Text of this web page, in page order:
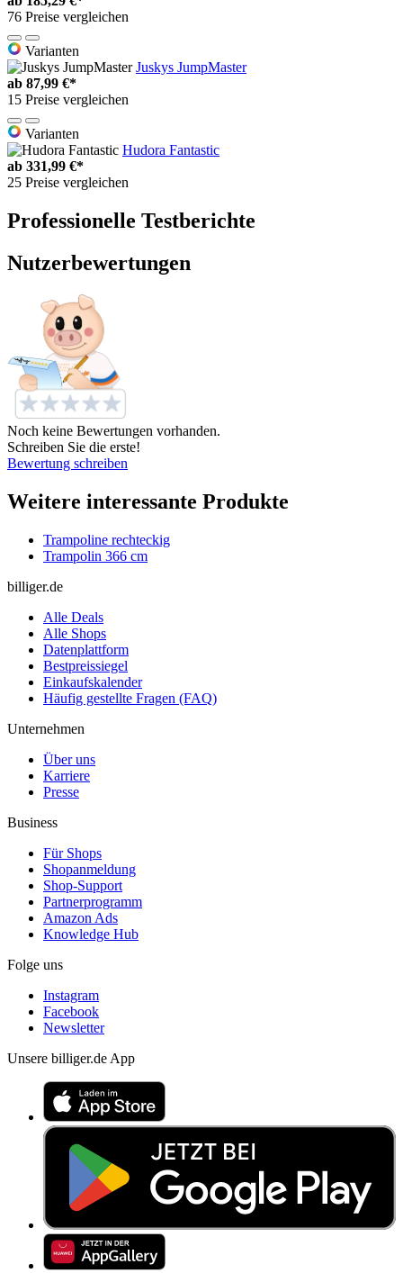
76 Preise vergleichen
Varianten
Juskys JumpMaster
ab 87,99 €*
15 Preise vergleichen
Varianten
Hudora Fantastic
ab 331,99 €*
25 Preise vergleichen
Professionelle Testberichte
Nutzerbewertungen
Noch keine Bewertungen vorhanden.
Schreiben Sie die erste!
Bewertung schreiben
Weitere interessante Produkte
Trampoline rechteckig
Trampolin 366 cm
billiger.de
Alle Deals
Alle Shops
Datenplattform
Bestpreissiegel
Einkaufskalender
Häufig gestellte Fragen (FAQ)
Unternehmen
Über uns
Karriere
Presse
Business
Für Shops
Shopanmeldung
Shop-Support
Partnerprogramm
Amazon Ads
Knowledge Hub
Folge uns
Instagram
Facebook
Newsletter
Unsere billiger.de App